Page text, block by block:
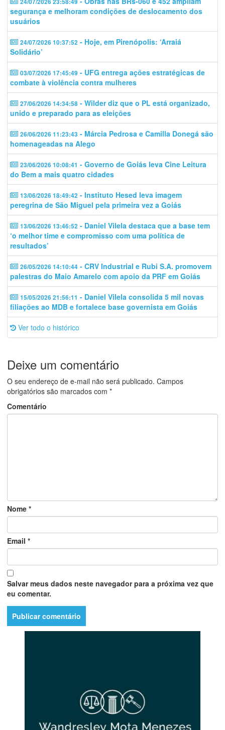
segurança e melhoram condições de deslocamento dos
usuários
24/07/2026 10:37:52 - Hoje, em Pirenópolis: ‘Arraiá
Solidário’
03/07/2026 17:45:49 - UFG entrega ações estratégicas de
combate à violência contra mulheres
27/06/2026 14:34:58 - Wilder diz que o PL está organizado,
unido e preparado para as eleições
26/06/2026 11:23:43 - Márcia Pedrosa e Camilla Donegá são
homenageadas na Alego
23/06/2026 10:08:41 - Governo de Goiás leva Cine Leitura
do Bem a mais quatro cidades
13/06/2026 18:49:42 - Instituto Hesed leva imagem
peregrina de São Miguel pela primeira vez a Goiás
13/06/2026 13:46:52 - Daniel Vilela destaca que a base tem
‘o melhor time e compromisso com uma política de
resultados’
26/05/2026 14:10:44 - CRV Industrial e Rubi S.A. promovem
palestras do Maio Amarelo com apoio da PRF em Goiás
15/05/2026 21:56:11 - Daniel Vilela consolida 5 mil novas
filiações ao MDB e fortalece base governista em Goiás
Ver todo o histórico
Deixe um comentário
O seu endereço de e-mail não será publicado. Campos
obrigatórios são marcados com *
Comentário
Nome *
Email *
Salvar meus dados neste navegador para a próxima vez que
eu comentar.